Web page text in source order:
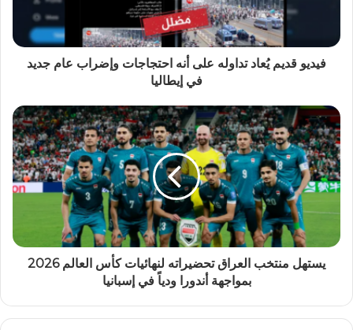
فيديو قديم يُعاد تداوله على أنه احتجاجات وإضراب عام جديد
في إيطاليا
يستهل منتخب العراق تحضيراته لنهائيات كأس العالم 2026
بمواجهة أندورا ودياً في إسبانيا